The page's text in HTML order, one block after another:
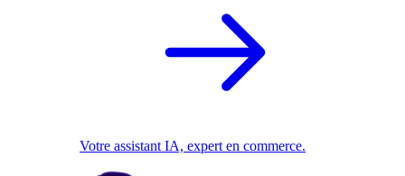
Votre assistant IA, expert en commerce.